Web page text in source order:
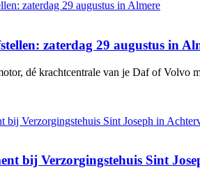
zaterdag 29 augustus in
dé krachtcentrale van je Daf of Volvo
bij Verzorgingstehuis Sint